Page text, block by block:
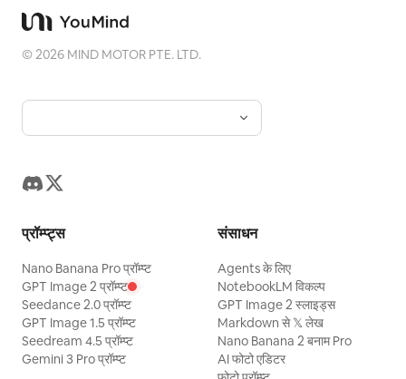
©2026 MIND MOTOR PTE. LTD.
प्रॉम्प्ट्स
Nano Banana Pro प्रॉम्प्ट
GPT Image 2 प्रॉम्प्ट
Seedance 2.0 प्रॉम्प्ट
GPT Image 1.5 प्रॉम्प्ट
Seedream 4.5 प्रॉम्प्ट
Gemini 3 Pro प्रॉम्प्ट
संसाधन
Agents के लिए
NotebookLM विकल्प
GPT Image 2 स्लाइड्स
Markdown से 𝕏 लेख
Nano Banana 2 बनाम Pro
AI फोटो एडिटर